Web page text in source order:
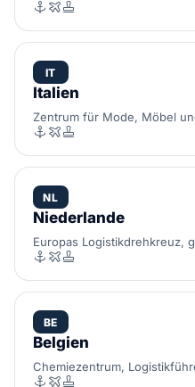
IT
Italien
Zentrum für Mode, Möbel
NL
Niederlande
Europas Logistikdrehkreuz,
BE
Belgien
Chemiezentrum,